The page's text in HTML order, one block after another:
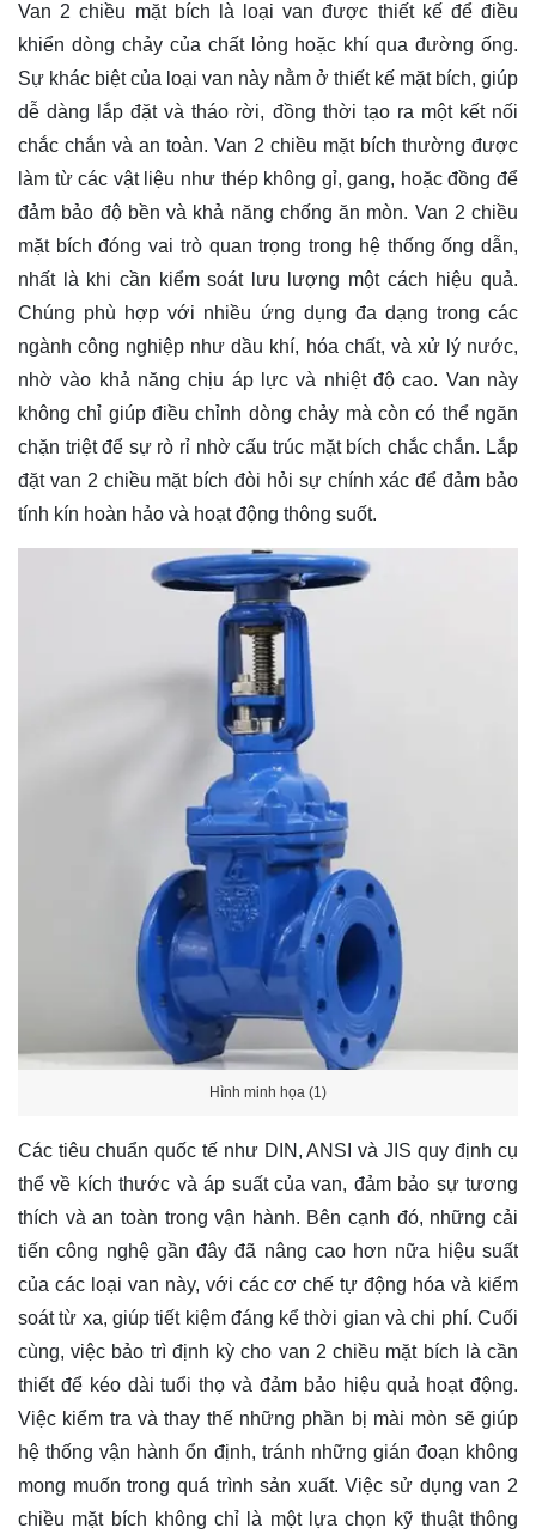
Van 2 chiều mặt bích là loại van được thiết kế để điều
khiển dòng chảy của chất lỏng hoặc khí qua đường ống.
Sự khác biệt của loại van này nằm ở thiết kế mặt bích, giúp
dễ dàng lắp đặt và tháo rời, đồng thời tạo ra một kết nối
chắc chắn và an toàn. Van 2 chiều mặt bích thường được
làm từ các vật liệu như thép không gỉ, gang, hoặc đồng để
đảm bảo độ bền và khả năng chống ăn mòn. Van 2 chiều
mặt bích đóng vai trò quan trọng trong hệ thống ống dẫn,
nhất là khi cần kiểm soát lưu lượng một cách hiệu quả.
Chúng phù hợp với nhiều ứng dụng đa dạng trong các
ngành công nghiệp như dầu khí, hóa chất, và xử lý nước,
nhờ vào khả năng chịu áp lực và nhiệt độ cao. Van này
không chỉ giúp điều chỉnh dòng chảy mà còn có thể ngăn
chặn triệt để sự rò rỉ nhờ cấu trúc mặt bích chắc chắn. Lắp
đặt van 2 chiều mặt bích đòi hỏi sự chính xác để đảm bảo
tính kín hoàn hảo và hoạt động thông suốt.
Hình minh họa (1)
Các tiêu chuẩn quốc tế như DIN, ANSI và JIS quy định cụ
thể về kích thước và áp suất của van, đảm bảo sự tương
thích và an toàn trong vận hành. Bên cạnh đó, những cải
tiến công nghệ gần đây đã nâng cao hơn nữa hiệu suất
của các loại van này, với các cơ chế tự động hóa và kiểm
soát từ xa, giúp tiết kiệm đáng kể thời gian và chi phí. Cuối
cùng, việc bảo trì định kỳ cho van 2 chiều mặt bích là cần
thiết để kéo dài tuổi thọ và đảm bảo hiệu quả hoạt động.
Việc kiểm tra và thay thế những phần bị mài mòn sẽ giúp
hệ thống vận hành ổn định, tránh những gián đoạn không
mong muốn trong quá trình sản xuất. Việc sử dụng van 2
chiều mặt bích không chỉ là một lựa chọn kỹ thuật thông